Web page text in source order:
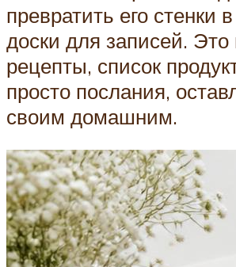
превратить его стенки
доски для записей. Это
рецепты, список
просто послания,
своим домашним.